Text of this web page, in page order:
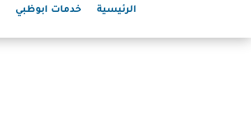
الرئيسية خدمات ابوظبي